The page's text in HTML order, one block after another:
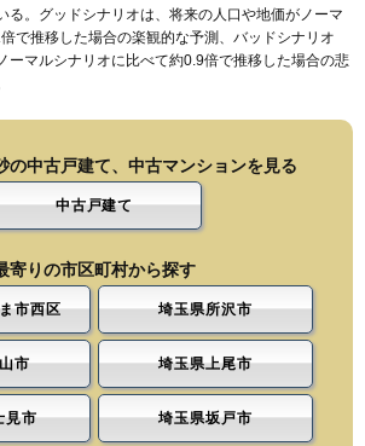
る。グッドシナリオは、将来の人口や地価がノーマ
で推移した場合の楽観的な予測、バッドシナリオ
ーマルシナリオに比べて約0.9倍で推移した場合の悲
の中古戸建て、中古マンションを見る
中古戸建て
寄りの市区町村から探す
市西区 埼玉県所沢市
市 埼玉県上尾市
見市 埼玉県坂戸市